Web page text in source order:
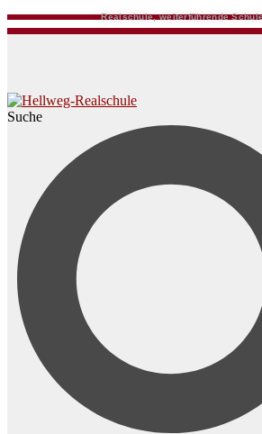
Realschule, weiterführende
Suche